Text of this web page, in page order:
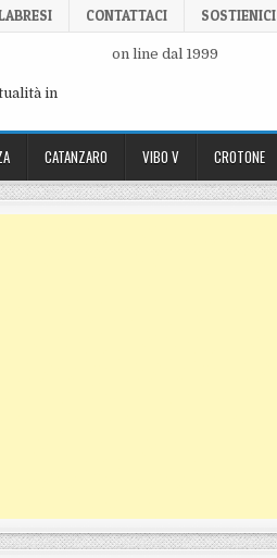
CONTATTACI SOSTIENICI
in
on line dal 1999
CATANZARO VIBO V CROTONE